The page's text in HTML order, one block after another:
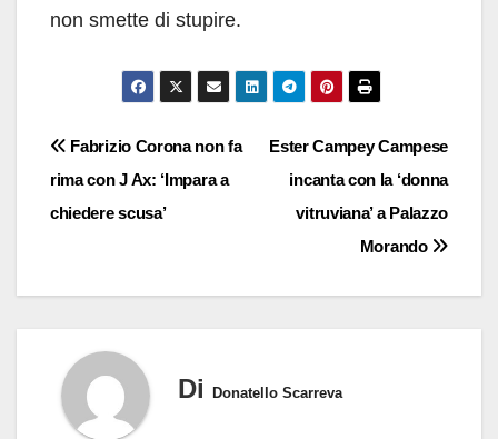
non smette di stupire.
Navigazione
articoli
Ester Campey Campese
incanta con la ‘donna
vitruviana’ a Palazzo
Morando
Fabrizio Corona non fa
rima con J Ax: ‘Impara a
chiedere scusa’
Di Donatello Scarreva